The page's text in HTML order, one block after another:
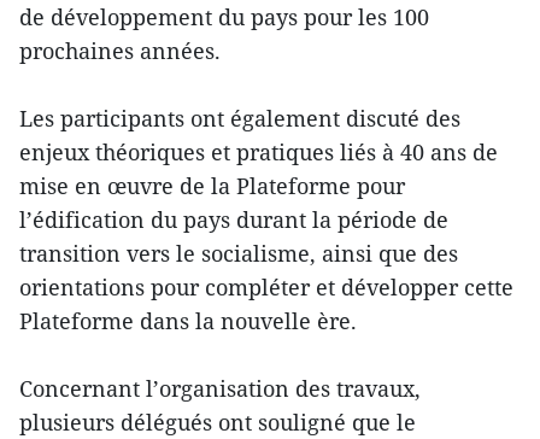
de développement du pays pour les 100
prochaines années.
Les participants ont également discuté des
enjeux théoriques et pratiques liés à 40 ans de
mise en œuvre de la Plateforme pour
l’édification du pays durant la période de
transition vers le socialisme, ainsi que des
orientations pour compléter et développer cette
Plateforme dans la nouvelle ère.
Concernant l’organisation des travaux,
plusieurs délégués ont souligné que le